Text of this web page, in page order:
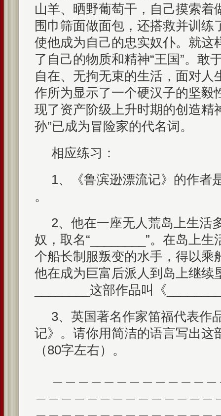
山羊、晒野葡萄干，自己摸索着
围巾筛面做面包，还搭救并训练
使他成为自己的忠实奴仆。就这
了自己的物质和精神“王国”。敢
自在、无拘无束的生活，面对人
作所为显示了一个硬汉子的坚毅
现了资产阶级上升时期的创造精
孙”已成为冒险家的代名词。
相应练习：
1、《鲁滨逊漂流记》的作者
。
2、他在一座无人荒岛上生活
奴，取名“________”。在岛上
个船长制服叛变的水手，得以乘
他在成为巨富后派人到岛上继续
________这部作品叫《
3、英国著名作家笛福代表作
记》。请你用简洁的语言写出这
（80字左右）。